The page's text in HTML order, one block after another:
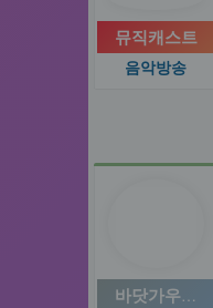
뮤직캐스트
음악방송
바닷가우체국